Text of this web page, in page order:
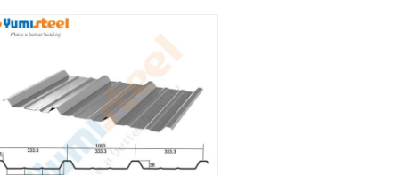
ッキ鋼、アルミニウム鋼板.コーティン
グの種類：PE、PVDF、HDP、SMP、
PU、PVC MOQ：500㎡/ color & size